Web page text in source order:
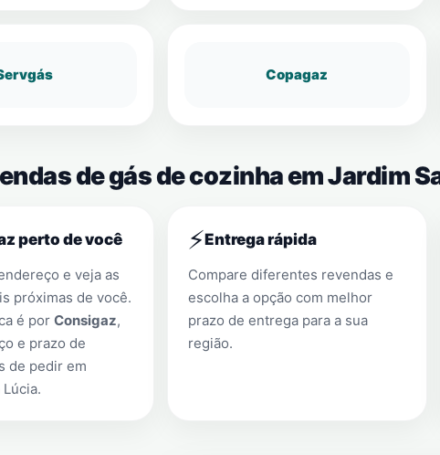
Copagaz
de gás de cozinha em Jardim
perto de você
e veja as
próximas de você.
é por Consigaz,
e prazo de
de pedir em
.
⚡Entrega rápida
Compare diferentes revendas e
escolha a opção com melhor
prazo de entrega para a sua
região.